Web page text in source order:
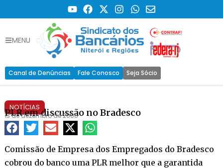
MENU
Canal de Denúncias Fale Conosco Seja Sócio
NOTÍCIAS
PLR em discussão no Bradesco
13 de dezembro de 2006
Comissão de Empresa dos Empregados do Bradesco
cobrou do banco uma PLR melhor que a garantida